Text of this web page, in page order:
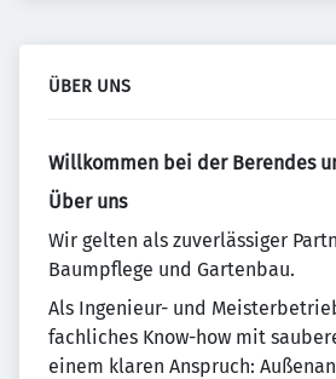
ÜBER UNS
Willkommen bei der Berendes
Über uns
Wir gelten als zuverlässiger
Baumpflege und Gartenbau.
Als Ingenieur- und
fachliches Know-how mit
einem klaren Anspruch: